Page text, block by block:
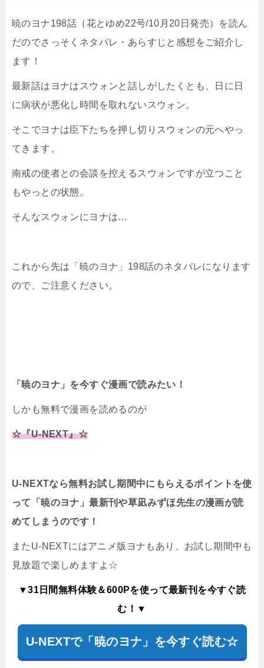
暁のヨナ198話（花とゆめ22号/10月20日発売）を読ん
だのでさっそくネタバレ・あらすじと感想をご紹介し
ます！
最新話はヨナはスウォンと話しがしたくとも、日に日
に病状が悪化し時間を取れないスウォン。
そこでヨナは臣下たちを押し切りスウォンの元へやっ
てきます。
南戒の使者との会談を控えるスウォンですが立つこと
もやっとの状態。
そんなスウォンにヨナは…
これから先は「暁のヨナ」198話のネタバレになります
ので、ご注意ください。
「暁のヨナ」を今すぐ漫画で読みたい！
しかも無料で漫画を読めるのが
☆『U-NEXT』☆
U-NEXTなら無料お試し期間中にもらえるポイントを使
って「暁のヨナ」最新刊や草凪みずほ先生の漫画が読
めてしまうのです！
またU-NEXTにはアニメ版ヨナもあり、お試し期間中も
見放題で楽しめますよ☆
▼31日間無料体験＆600Pを使って最新刊を今すぐ読
む！▼
U-NEXTで「暁のヨナ」を今すぐ読む☆